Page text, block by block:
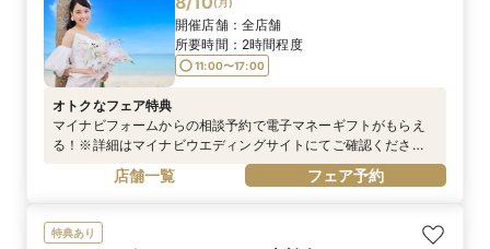
開催店舗： 全店舗
所要時間： 2時間程度
11:00〜17:00
オトクなフェア特典
マイナビフォームからの相談予約で電子マネーギフトがもらえ
る！※詳細はマイナビウエディングサイトにてご確認くださ
https://wedding.mynavi.jp/contents/special_contents/couple
店舗一覧 フェア予約
特典あり